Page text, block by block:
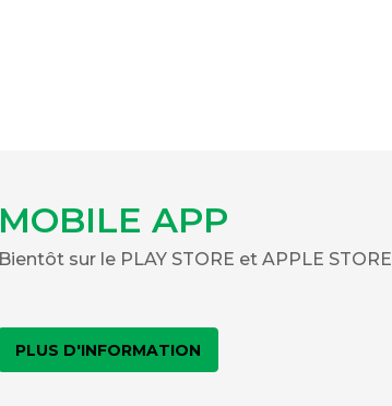
MOBILE APP
Bientôt sur le PLAY STORE et APPLE STORE
PLUS D'INFORMATION